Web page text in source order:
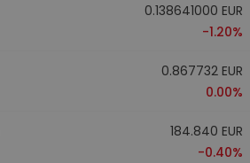
0.138641000 EUR
-1.20%
0.867732 EUR
0.00%
184.840 EUR
-0.40%